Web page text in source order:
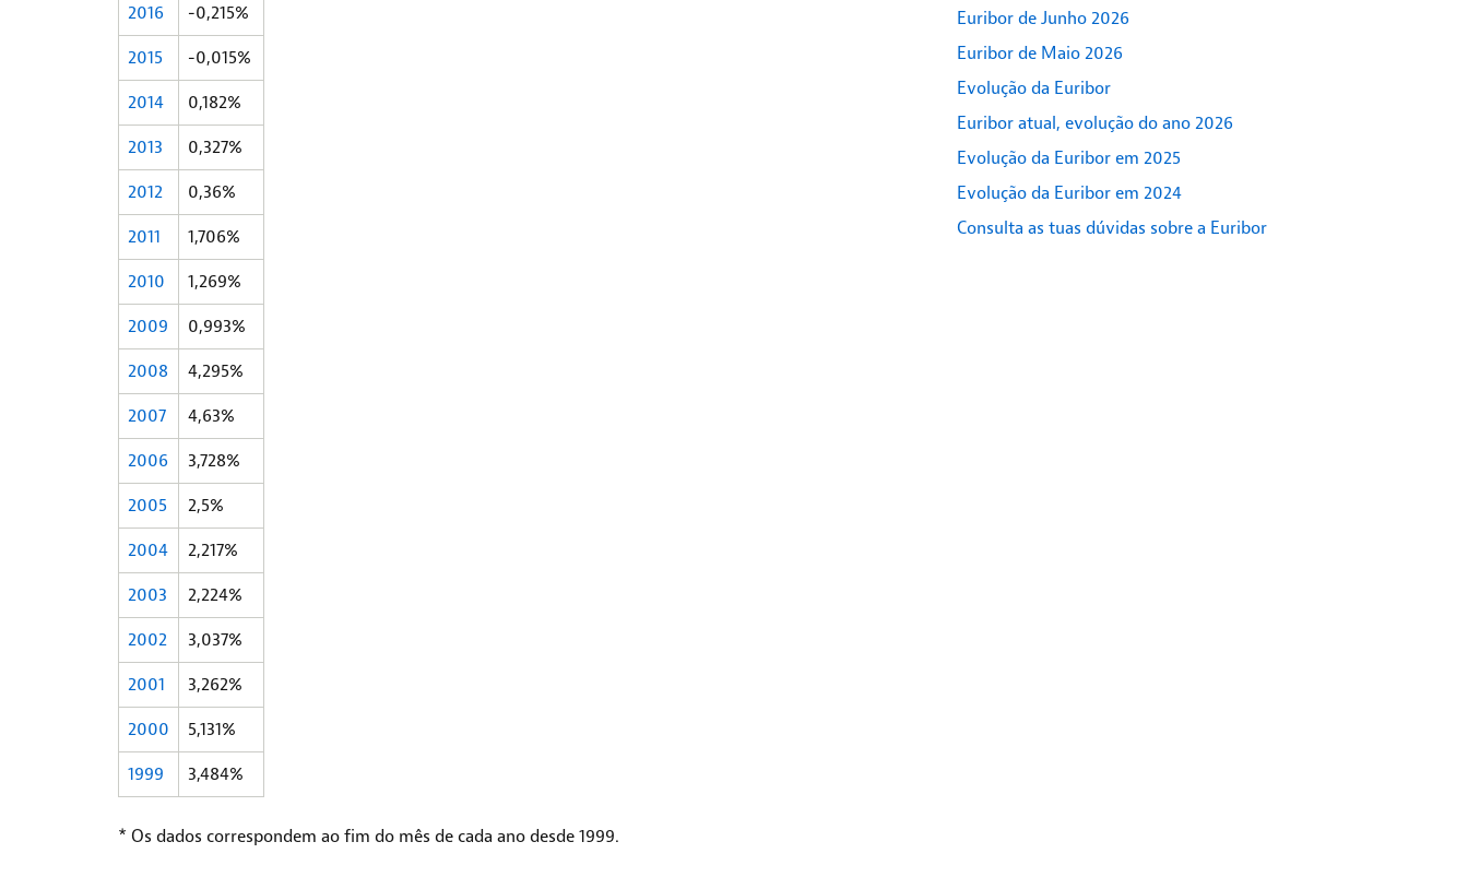
2016
-0,215%
2015
-0,015%
2014
0,182%
2013
0,327%
2012
0,36%
2011
1,706%
2010
1,269%
2009
0,993%
2008
4,295%
2007
4,63%
2006
3,728%
2005
2,5%
2004
2,217%
2003
2,224%
2002
3,037%
2001
3,262%
2000
5,131%
1999
3,484%
* Os dados correspondem ao fim do mês de cada ano desde 1999.
Euribor de Junho 2026
Euribor de Maio 2026
Evolução da Euribor
Euribor atual, evolução do ano 2026
Evolução da Euribor em 2025
Evolução da Euribor em 2024
Consulta as tuas dúvidas sobre a Euribor